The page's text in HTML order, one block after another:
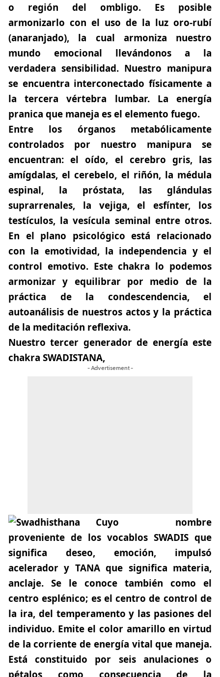
o región del ombligo. Es posible
armonizarlo con el uso de la luz oro-rubí
(anaranjado), la cual armoniza nuestro
mundo emocional llevándonos a la
verdadera sensibilidad. Nuestro manipura
se encuentra interconectado físicamente a
la tercera vértebra lumbar. La energía
pranica que maneja es el elemento fuego.
Entre los órganos metabólicamente
controlados por nuestro manipura se
encuentran: el oído, el cerebro gris, las
amígdalas, el cerebelo, el riñón, la médula
espinal, la próstata, las glándulas
suprarrenales, la vejiga, el esfínter, los
testículos, la vesícula seminal entre otros.
En el plano psicológico está relacionado
con la emotividad, la independencia y el
control emotivo. Este chakra lo podemos
armonizar y equilibrar por medio de la
práctica de la condescendencia, el
autoanálisis de nuestros actos y la práctica
de la meditación reflexiva.
Nuestro tercer generador de energía este
chakra SWADISTANA,
- Advertisement -
Cuyo nombre
proveniente de los vocablos SWADIS que
significa deseo, emoción, impulsó
acelerador y TANAque significa materia,
anclaje. Se le conoce también como el
centro esplénico; es el centro de control de
la ira, del temperamento y las pasiones del
individuo. Emite el color amarillo en virtud
de la corriente de energía vital que maneja.
Está constituido por seis anulaciones o